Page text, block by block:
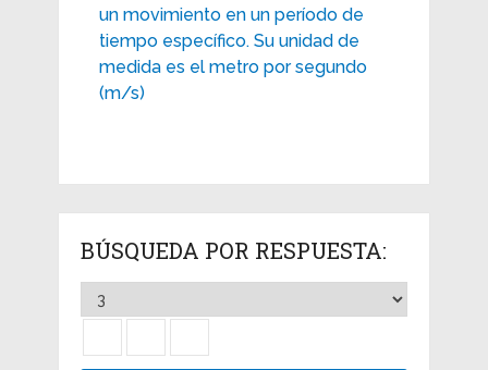
un movimiento en un período de
tiempo específico. Su unidad de
medida es el metro por segundo
(m/s)
BÚSQUEDA POR RESPUESTA: